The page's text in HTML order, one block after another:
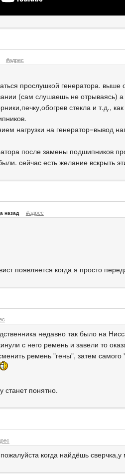
#адрес
прослушкой генератора.
(сам слушаешь не отрываясь) а
стекла и т.д.,
нагрузки на генератор=вывод
после замены подшипников
сейчас есть желание вскрыть
назад #адрес
появляется когда я просто
недавно так было на
с него ремень и завели то
ремень "гены", затем
станет понятно.
когда найдёшь сверчка,у